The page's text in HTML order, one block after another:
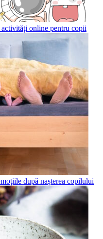
online pentru copii
după nașterea copilului